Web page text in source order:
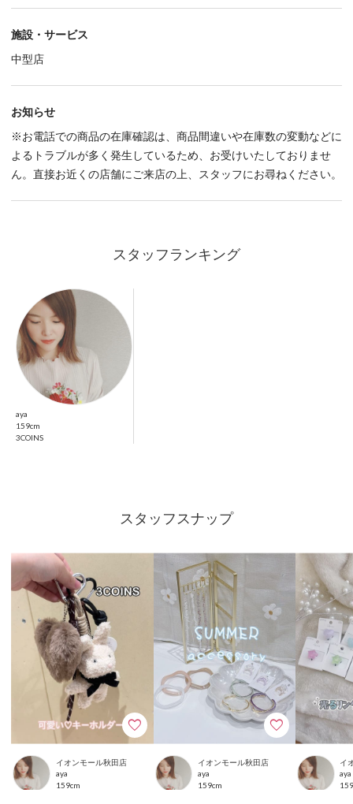
スタッフランキング
aya
159cm
3COINS
スタッフスナップ
イオンモール秋田店
aya
159cm
イオンモール秋田店
aya
159cm
イ
aya